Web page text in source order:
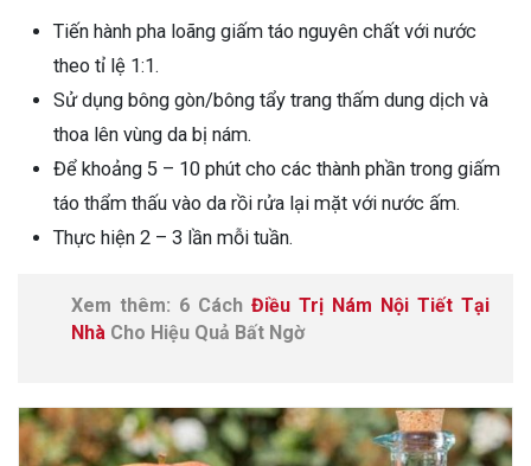
Tiến hành pha loãng giấm táo nguyên chất với nước
theo tỉ lệ 1:1.
Sử dụng bông gòn/bông tẩy trang thấm dung dịch và
thoa lên vùng da bị nám.
Để khoảng 5 – 10 phút cho các thành phần trong giấm
táo thẩm thấu vào da rồi rửa lại mặt với nước ấm.
Thực hiện 2 – 3 lần mỗi tuần.
Xem thêm: 6 Cách Điều Trị Nám Nội Tiết Tại
Nhà Cho Hiệu Quả Bất Ngờ